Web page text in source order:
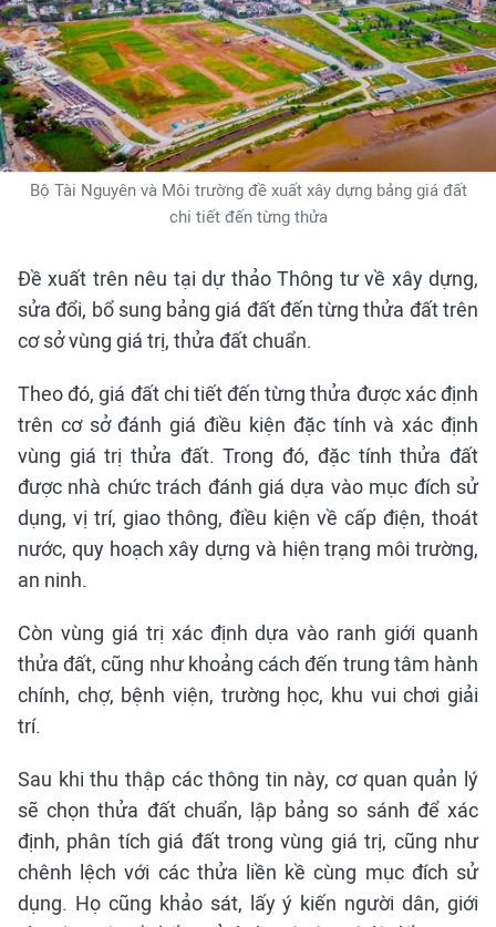
Bộ Tài Nguyên và Môi trường đề xuất xây dựng bảng giá đất
chi tiết đến từng thửa
Đề xuất trên nêu tại dự thảo Thông tư về xây dựng,
sửa đổi, bổ sung bảng giá đất đến từng thửa đất trên
cơ sở vùng giá trị, thửa đất chuẩn.
Theo đó, giá đất chi tiết đến từng thửa được xác định
trên cơ sở đánh giá điều kiện đặc tính và xác định
vùng giá trị thửa đất. Trong đó, đặc tính thửa đất
được nhà chức trách đánh giá dựa vào mục đích sử
dụng, vị trí, giao thông, điều kiện về cấp điện, thoát
nước, quy hoạch xây dựng và hiện trạng môi trường,
an ninh.
Còn vùng giá trị xác định dựa vào ranh giới quanh
thửa đất, cũng như khoảng cách đến trung tâm hành
chính, chợ, bệnh viện, trường học, khu vui chơi giải
trí.
Sau khi thu thập các thông tin này, cơ quan quản lý
sẽ chọn thửa đất chuẩn, lập bảng so sánh để xác
định, phân tích giá đất trong vùng giá trị, cũng như
chênh lệch với các thửa liền kề cùng mục đích sử
dụng. Họ cũng khảo sát, lấy ý kiến người dân, giới